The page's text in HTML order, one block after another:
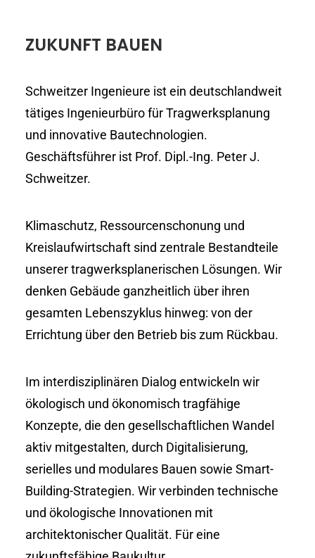
ZUKUNFT BAUEN
Schweitzer Ingenieure ist ein deutschlandweit
tätiges Ingenieurbüro für Tragwerksplanung
und innovative Bautechnologien.
Geschäftsführer ist Prof. Dipl.-Ing. Peter J.
Schweitzer.
Klimaschutz, Ressourcenschonung und
Kreislaufwirtschaft sind zentrale Bestandteile
unserer tragwerksplanerischen Lösungen. Wir
denken Gebäude ganzheitlich über ihren
gesamten Lebenszyklus hinweg: von der
Errichtung über den Betrieb bis zum Rückbau.
Im interdisziplinären Dialog entwickeln wir
ökologisch und ökonomisch tragfähige
Konzepte, die den gesellschaftlichen Wandel
aktiv mitgestalten, durch Digitalisierung,
serielles und modulares Bauen sowie Smart-
Building-Strategien. Wir verbinden technische
und ökologische Innovationen mit
architektonischer Qualität. Für eine